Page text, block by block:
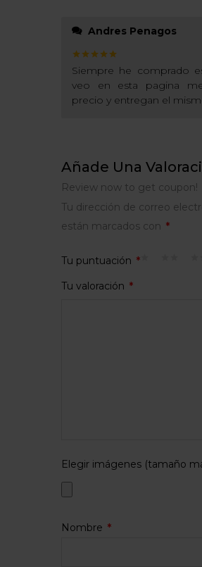
Andres Penagos
Valorado
5
Siempre he comprado
veo en esta pagina
precio y entregan el
Añade Una
Review now to get coupon!
Tu dirección de correo
están marcados con *
Tu puntuación *
Tu valoración *
Elegir imágenes (tamaño
Nombre *